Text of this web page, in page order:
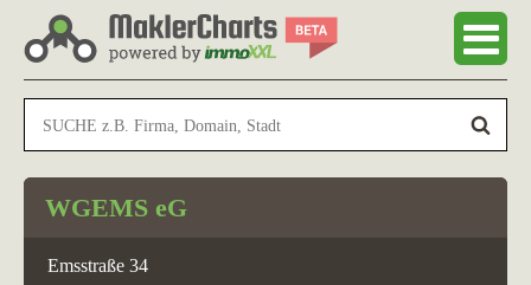
WGEMS eG
Emsstraße 34